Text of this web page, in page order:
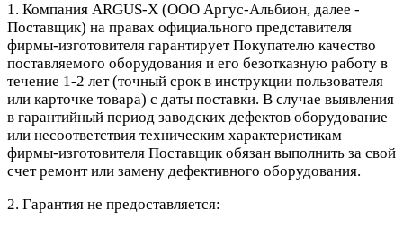
1. Компания ARGUS-X (ООО Аргус-Альбион, далее -
Поставщик) на правах официального представителя
фирмы-изготовителя гарантирует Покупателю качество
поставляемого оборудования и его безотказную работу в
течение 1-2 лет (точный срок в инструкции пользователя
или карточке товара) с даты поставки. В случае выявления
в гарантийный период заводских дефектов оборудование
или несоответствия техническим характеристикам
фирмы-изготовителя Поставщик обязан выполнить за свой
счет ремонт или замену дефективного оборудования.
2. Гарантия не предоставляется: